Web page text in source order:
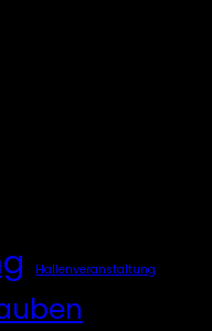
Hallenveranstaltung